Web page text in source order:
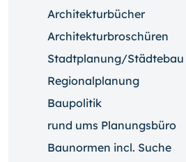
Architekturbücher
Architekturbroschüren
Stadtplanung/Städtebau
Regionalplanung
Baupolitik
rund ums Planungsbüro
Baunormen incl. Suche